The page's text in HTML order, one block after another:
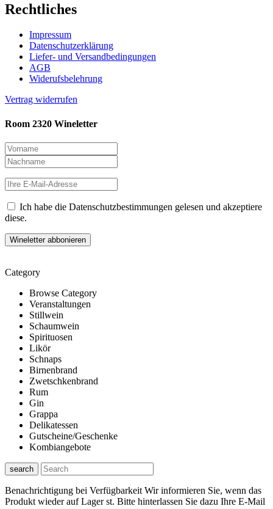
Rechtliches
Impressum
Datenschutzerklärung
Liefer- und Versandbedingungen
AGB
Widerufsbelehrung
Vertrag widerrufen
Room 2320 Wineletter
Ich habe die Datenschutzbestimmungen gelesen und akzeptiere
diese.
Category
Browse Category
Veranstaltungen
Stillwein
Schaumwein
Spirituosen
Likör
Schnaps
Birnenbrand
Zwetschkenbrand
Rum
Gin
Grappa
Delikatessen
Gutscheine/Geschenke
Kombiangebote
search
Benachrichtigung bei Verfügbarkeit Wir informieren Sie, wenn das
Produkt wieder auf Lager st. Bitte hinterlassen Sie dazu Ihre E-Mail